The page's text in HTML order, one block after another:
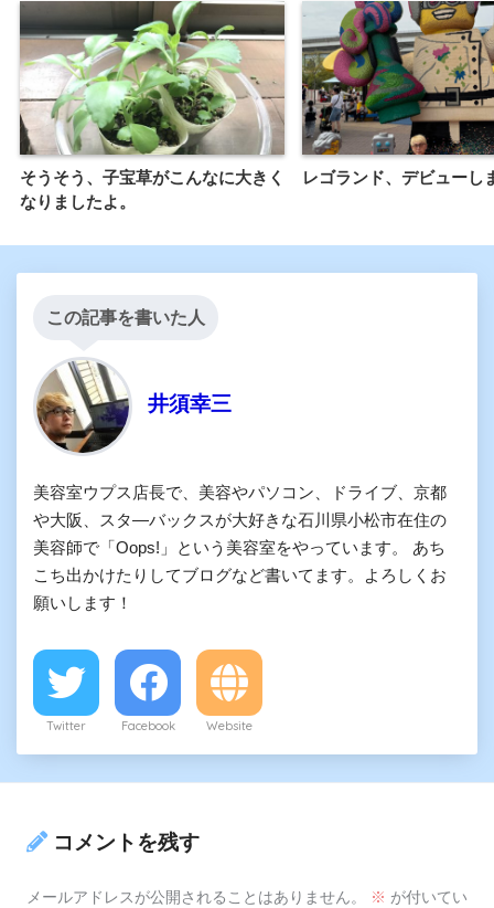
そうそう、子宝草がこんなに大きく
なりましたよ。
レゴランド、デビューし
この記事を書いた人
井須幸三
美容室ウプス店長で、美容やパソコン、ドライブ、京都
や大阪、スタ―バックスが大好きな石川県小松市在住の
美容師で「Oops!」という美容室をやっています。 あち
こち出かけたりしてブログなど書いてます。よろしくお
願いします！
Twitter Facebook Website
コメントを残す
メールアドレスが公開されることはありません。 ※ が付いてい